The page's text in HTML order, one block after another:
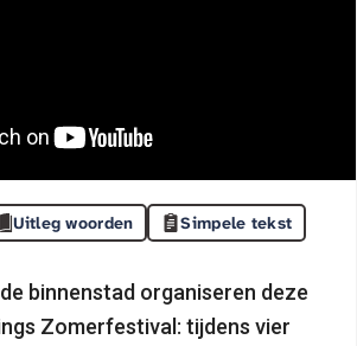
Uitleg woorden Simpele tekst
binnenstad organiseren deze
Zomerfestival: tijdens vier